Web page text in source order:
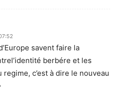
savent faire la
berbére et les
c’est à dire le nouveau